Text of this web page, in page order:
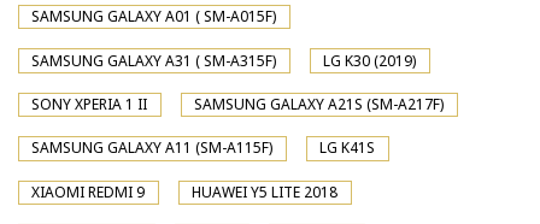
SAMSUNG GALAXY A01 ( SM-A015F)
SAMSUNG GALAXY A31 ( SM-A315F) LG K30 (2019)
SONY XPERIA 1 II SAMSUNG GALAXY A21S (SM-A217F)
SAMSUNG GALAXY A11 (SM-A115F) LG K41S
XIAOMI REDMI 9 HUAWEI Y5 LITE 2018